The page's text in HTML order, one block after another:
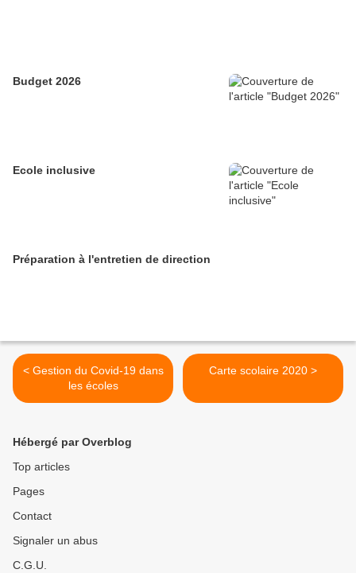
Budget 2026
Ecole inclusive
Préparation à l'entretien de direction
< Gestion du Covid-19 dans
les écoles
Carte scolaire 2020 >
Hébergé par Overblog
Top articles
Pages
Contact
Signaler un abus
C.G.U.